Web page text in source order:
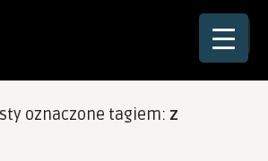
☰
oznaczone tagiem: z